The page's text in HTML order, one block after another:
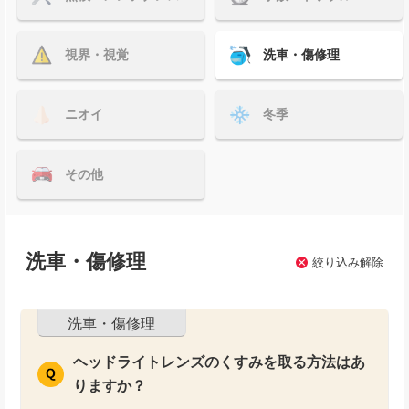
視界・視覚 洗車・傷修理
ニオイ 冬季
その他
洗車・傷修理 絞り込み解除
洗車・傷修理
ヘッドライトレンズのくすみを取る方法はあ
りますか？